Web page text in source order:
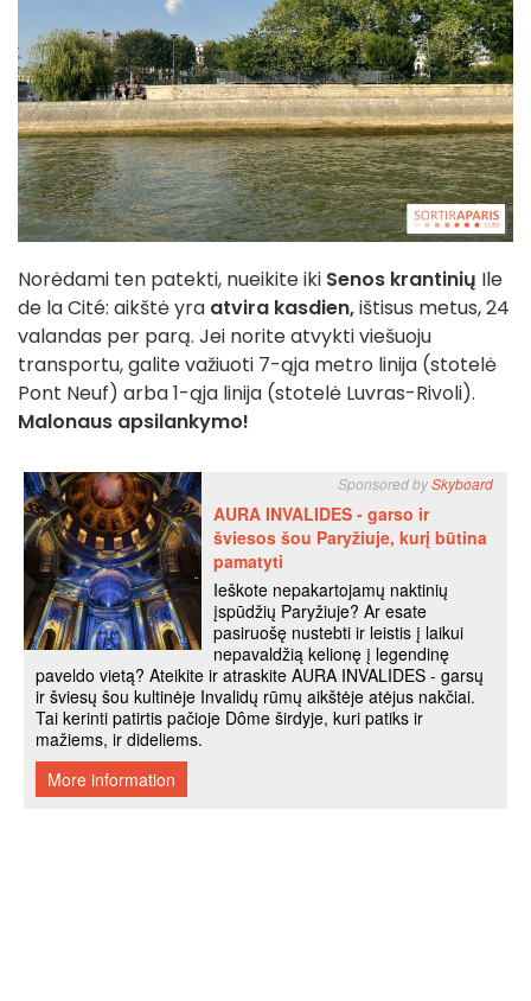
Norėdami ten patekti, nueikite iki Senos krantinių Ile
de la Cité: aikštė yra atvira kasdien,ištisus metus, 24
valandas per parą. Jei norite atvykti viešuoju
transportu, galite važiuoti 7-ąja metro linija (stotelė
Pont Neuf) arba 1-ąja linija (stotelė Luvras-Rivoli).
Malonaus apsilankymo!